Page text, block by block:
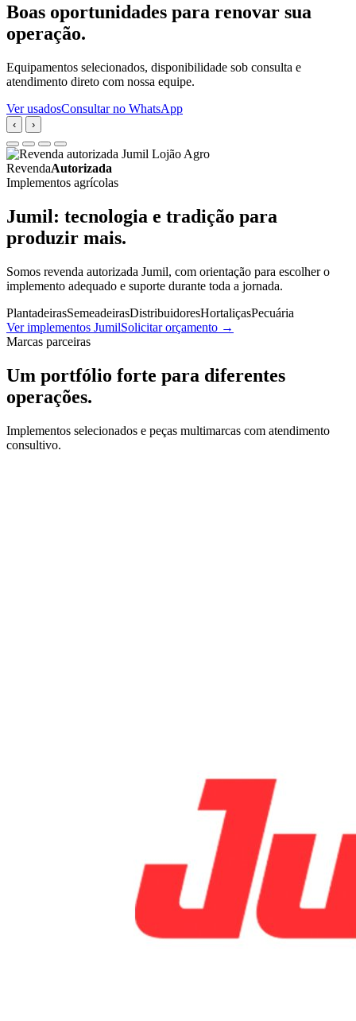
Boas oportunidades para renovar sua
operação.
Equipamentos selecionados, disponibilidade sob consulta e
atendimento direto com nossa equipe.
Ver usadosConsultar no WhatsApp
‹ ›
RevendaAutorizada
Implementos agrícolas
Jumil: tecnologia e tradição para
produzir mais.
Somos revenda autorizada Jumil, com orientação para escolher o
implemento adequado e suporte durante toda a jornada.
PlantadeirasSemeadeirasDistribuidoresHortaliçasPecuária
Ver implementos JumilSolicitar orçamento →
Marcas parceiras
Um portfólio forte para diferentes
operações.
Implementos selecionados e peças multimarcas com atendimento
consultivo.